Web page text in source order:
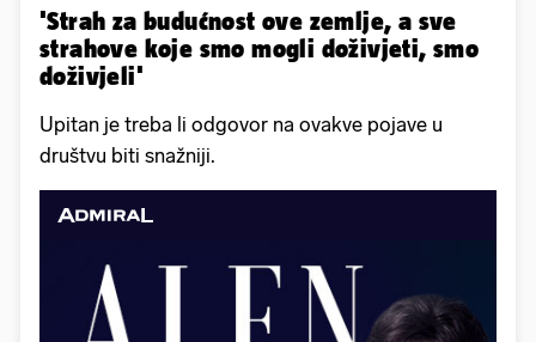
'Strah za budućnost ove zemlje, a sve
strahove koje smo mogli doživjeti, smo
doživjeli'
Upitan je treba li odgovor na ovakve pojave u
društvu biti snažniji.